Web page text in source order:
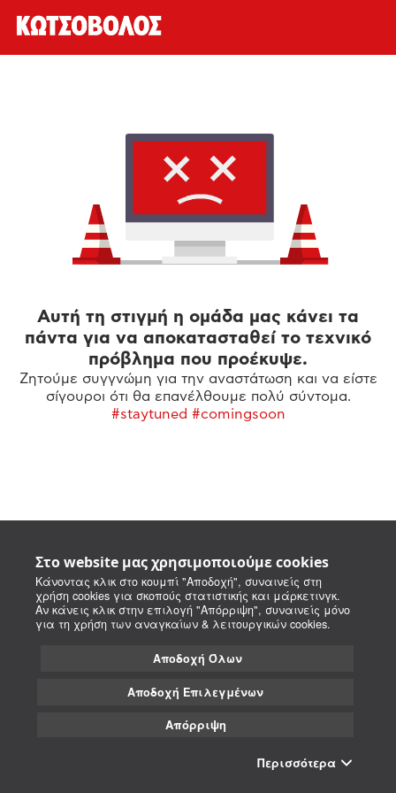
Στο website μας χρησιμοποιούμε cookies
Κάνοντας κλικ στο κουμπί "Αποδοχή", συναινείς στη
χρήση cookies για σκοπούς στατιστικής και μάρκετινγκ.
Αν κάνεις κλικ στην επιλογή "Απόρριψη", συναινείς μόνο
για τη χρήση των αναγκαίων & λειτουργικών cookies.
Αποδοχή Όλων
Αποδοχή Επιλεγμένων
Απόρριψη
Περισσότερα
Αυτή τη στιγμή η ομάδα μας κάνει τα
πάντα για να αποκατασταθεί το τεχνικό
πρόβλημα που προέκυψε.
Ζητούμε συγγνώμη για την αναστάτωση και να είστε
σίγουροι ότι θα επανέλθουμε πολύ σύντομα.
#staytuned #comingsoon